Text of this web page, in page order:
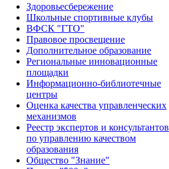
Здоровьесбережение
Школьные спортивные клубы
ВФСК "ГТО"
Правовое просвещение
Дополнительное образование
Региональные инновационные
площадки
Информационно-библиотечные
центры
Оценка качества управленческих
механизмов
Реестр экспертов и консультантов
по управлению качеством
образования
Общество "Знание"